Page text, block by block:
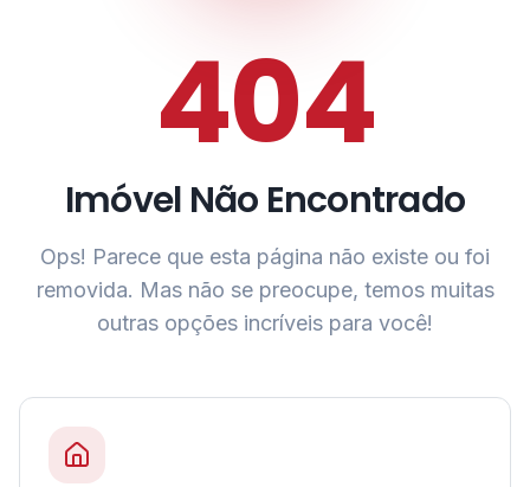
404
Imóvel Não Encontrado
Ops! Parece que esta página não existe ou foi
removida. Mas não se preocupe, temos muitas
outras opções incríveis para você!